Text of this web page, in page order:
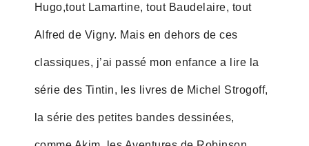
Hugo,tout Lamartine, tout Baudelaire, tout
Alfred de Vigny. Mais en dehors de ces
classiques, j’ai passé mon enfance a lire la
série des Tintin, les livres de Michel Strogoff,
la série des petites bandes dessinées,